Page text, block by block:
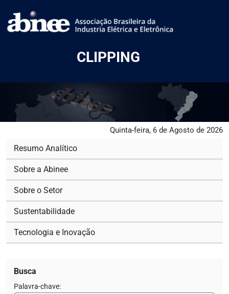
CLIPPING
Quinta-feira, 6 de Agosto de 2026
Resumo Analítico
Sobre a Abinee
Sobre o Setor
Sustentabilidade
Tecnologia e Inovação
Busca
Palavra-chave: